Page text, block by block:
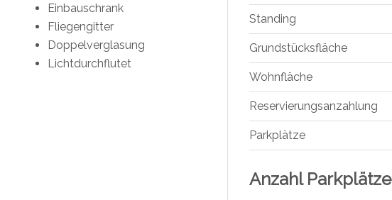
Einbauschrank
Fliegengitter
Doppelverglasung
Lichtdurchflutet
Standing
Grundstücksfläche
Wohnfläche
Reservierungsanzahlung
Parkplätze
Anzahl Parkplätze